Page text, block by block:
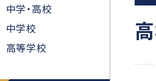
中学・高校
中学校
高等学校